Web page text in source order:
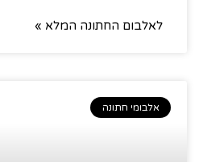
לאלבום החתונה המלא »
אלבומי חתונה